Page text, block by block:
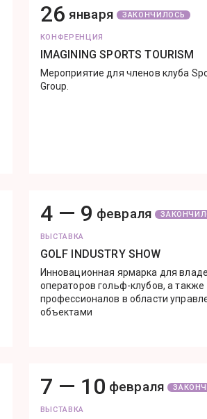
26 января ЗАКОНЧИЛОСЬ
КОНФЕРЕНЦИЯ
IMAGINING SPORTS TOURISM
Мероприятие для членов клуба
Group.
4 — 9 февраля
ВЫСТАВКА
GOLF INDUSTRY SHOW
Инновационная ярмарка для
операторов гольф-клубов, а также
профессионалов в области
объектами
7 — 10 февраля
ВЫСТАВКА